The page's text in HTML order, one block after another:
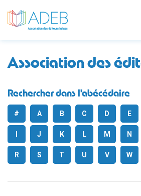
Association des
Rechercher dans l'abécédaire
# A B C D E
J K L M N
R S T U V W